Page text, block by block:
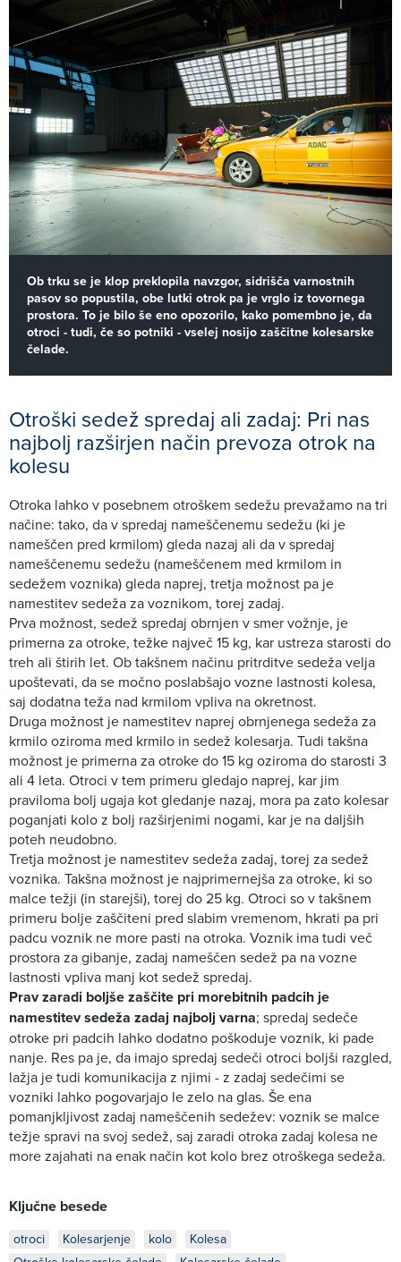
Ob trku se je klop preklopila navzgor, sidrišča varnostnih
pasov so popustila, obe lutki otrok pa je vrglo iz tovornega
prostora. To je bilo še eno opozorilo, kako pomembno je, da
otroci - tudi, če so potniki - vselej nosijo zaščitne kolesarske
čelade.
Otroški sedež spredaj ali zadaj: Pri nas
najbolj razširjen način prevoza otrok na
kolesu
Otroka lahko v posebnem otroškem sedežu prevažamo na tri
načine: tako, da v spredaj nameščenemu sedežu (ki je
nameščen pred krmilom) gleda nazaj ali da v spredaj
nameščenemu sedežu (nameščenem med krmilom in
sedežem voznika) gleda naprej, tretja možnost pa je
namestitev sedeža za voznikom, torej zadaj.
Prva možnost, sedež spredaj obrnjen v smer vožnje, je
primerna za otroke, težke največ 15 kg, kar ustreza starosti do
treh ali štirih let. Ob takšnem načinu pritrditve sedeža velja
upoštevati, da se močno poslabšajo vozne lastnosti kolesa,
saj dodatna teža nad krmilom vpliva na okretnost.
Druga možnost je namestitev naprej obrnjenega sedeža za
krmilo oziroma med krmilo in sedež kolesarja. Tudi takšna
možnost je primerna za otroke do 15 kg oziroma do starosti 3
ali 4 leta. Otroci v tem primeru gledajo naprej, kar jim
praviloma bolj ugaja kot gledanje nazaj, mora pa zato kolesar
poganjati kolo z bolj razširjenimi nogami, kar je na daljših
poteh neudobno.
Tretja možnost je namestitev sedeža zadaj, torej za sedež
voznika. Takšna možnost je najprimernejša za otroke, ki so
malce težji (in starejši), torej do 25 kg. Otroci so v takšnem
primeru bolje zaščiteni pred slabim vremenom, hkrati pa pri
padcu voznik ne more pasti na otroka. Voznik ima tudi več
prostora za gibanje, zadaj nameščen sedež pa na vozne
lastnosti vpliva manj kot sedež spredaj.
Prav zaradi boljše zaščite pri morebitnih padcih je
namestitev sedeža zadaj najbolj varna; spredaj sedeče
otroke pri padcih lahko dodatno poškoduje voznik, ki pade
nanje. Res pa je, da imajo spredaj sedeči otroci boljši razgled,
lažja je tudi komunikacija z njimi - z zadaj sedečimi se
vozniki lahko pogovarjajo le zelo na glas. Še ena
pomanjkljivost zadaj nameščenih sedežev: voznik se malce
težje spravi na svoj sedež, saj zaradi otroka zadaj kolesa ne
more zajahati na enak način kot kolo brez otroškega sedeža.
Ključne besede
otroci Kolesarjenje kolo
Kolesa